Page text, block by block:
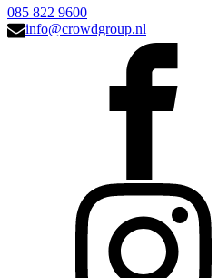
085 822 9600
info@crowdgroup.nl